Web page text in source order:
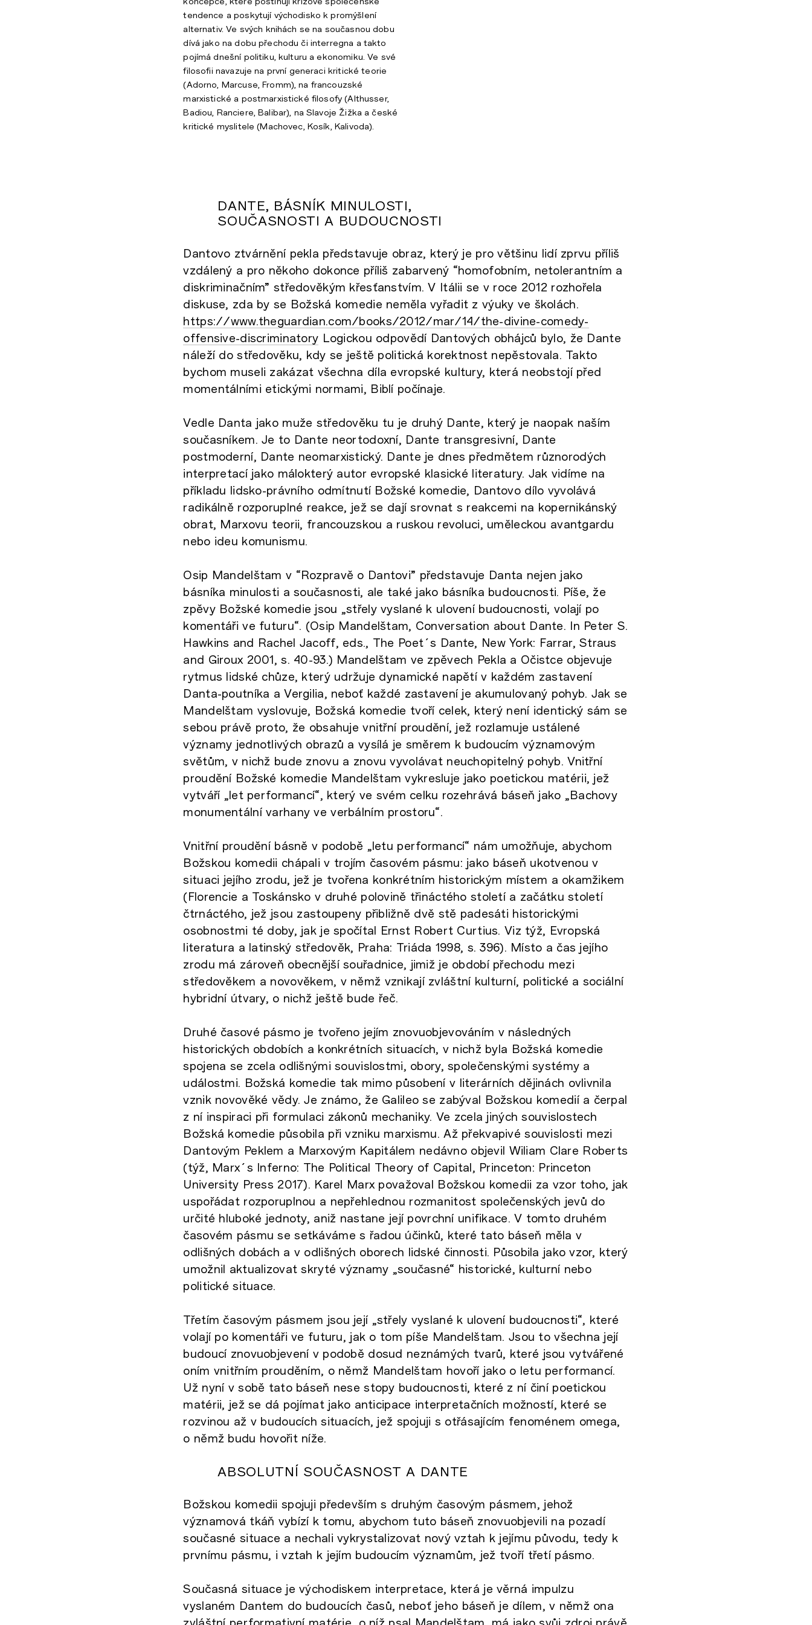
tendence a poskytují východisko k promýšlení
alternativ. Ve svých knihách se na současnou dobu
dívá jako na dobu přechodu či interregna a takto
pojímá dnešní politiku, kulturu a ekonomiku. Ve své
filosofii navazuje na první generaci kritické teorie
(Adorno, Marcuse, Fromm), na francouzské
marxistické a postmarxistické filosofy (Althusser,
Badiou, Ranciere, Balibar), na Slavoje Žižka a české
kritické myslitele (Machovec, Kosík, Kalivoda).
DANTE, BÁSNÍK MINULOSTI,
SOUČASNOSTI A BUDOUCNOSTI
Dantovo ztvárnění pekla představuje obraz, který je pro většinu lidí zprvu příliš
vzdálený a pro někoho dokonce příliš zabarvený “homofobním, netolerantním a
diskriminačním” středověkým křesťanstvím. V Itálii se v roce 2012 rozhořela
diskuse, zda by se Božská komedie neměla vyřadit z výuky ve školách.
https://www.theguardian.com/books/2012/mar/14/the-divine-comedy-
offensive-discriminatory Logickou odpovědí Dantových obhájců bylo, že Dante
náleží do středověku, kdy se ještě politická korektnost nepěstovala. Takto
bychom museli zakázat všechna díla evropské kultury, která neobstojí před
momentálními etickými normami, Biblí počínaje.
Vedle Danta jako muže středověku tu je druhý Dante, který je naopak naším
současníkem. Je to Dante neortodoxní, Dante transgresivní, Dante
postmoderní, Dante neomarxistický. Dante je dnes předmětem různorodých
interpretací jako málokterý autor evropské klasické literatury. Jak vidíme na
příkladu lidsko-právního odmítnutí Božské komedie, Dantovo dílo vyvolává
radikálně rozporuplné reakce, jež se dají srovnat s reakcemi na kopernikánský
obrat, Marxovu teorii, francouzskou a ruskou revoluci, uměleckou avantgardu
nebo ideu komunismu.
Osip Mandelštam v “Rozpravě o Dantovi” představuje Danta nejen jako
básníka minulosti a současnosti, ale také jako básníka budoucnosti. Píše, že
zpěvy Božské komedie jsou „střely vyslané k ulovení budoucnosti, volají po
komentáři ve futuru“. (Osip Mandelštam, Conversation about Dante. In Peter S.
Hawkins and Rachel Jacoff, eds., The Poet´s Dante, New York: Farrar, Straus
and Giroux 2001, s. 40-93.) Mandelštam ve zpěvech Pekla a Očistce objevuje
rytmus lidské chůze, který udržuje dynamické napětí v každém zastavení
Danta-poutníka a Vergilia, neboť každé zastavení je akumulovaný pohyb. Jak se
Mandelštam vyslovuje, Božská komedie tvoří celek, který není identický sám se
sebou právě proto, že obsahuje vnitřní proudění, jež rozlamuje ustálené
významy jednotlivých obrazů a vysílá je směrem k budoucím významovým
světům, v nichž bude znovu a znovu vyvolávat neuchopitelný pohyb. Vnitřní
proudění Božské komedie Mandelštam vykresluje jako poetickou matérii, jež
vytváří „let performancí“, který ve svém celku rozehrává báseň jako „Bachovy
monumentální varhany ve verbálním prostoru“.
Vnitřní proudění básně v podobě „letu performancí“ nám umožňuje, abychom
Božskou komedii chápali v trojím časovém pásmu: jako báseň ukotvenou v
situaci jejího zrodu, jež je tvořena konkrétním historickým místem a okamžikem
(Florencie a Toskánsko v druhé polovině třináctého století a začátku století
čtrnáctého, jež jsou zastoupeny přibližně dvě stě padesáti historickými
osobnostmi té doby, jak je spočítal Ernst Robert Curtius. Viz týž, Evropská
literatura a latinský středověk, Praha: Triáda 1998, s. 396). Místo a čas jejího
zrodu má zároveň obecnější souřadnice, jimiž je období přechodu mezi
středověkem a novověkem, v němž vznikají zvláštní kulturní, politické a sociální
hybridní útvary, o nichž ještě bude řeč.
Druhé časové pásmo je tvořeno jejím znovuobjevováním v následných
historických obdobích a konkrétních situacích, v nichž byla Božská komedie
spojena se zcela odlišnými souvislostmi, obory, společenskými systémy a
událostmi. Božská komedie tak mimo působení v literárních dějinách ovlivnila
vznik novověké vědy. Je známo, že Galileo se zabýval Božskou komedií a čerpal
z ní inspiraci při formulaci zákonů mechaniky. Ve zcela jiných souvislostech
Božská komedie působila při vzniku marxismu. Až překvapivé souvislosti mezi
Dantovým Peklem a Marxovým Kapitálem nedávno objevil Wiliam Clare Roberts
(týž, Marx´s Inferno: The Political Theory of Capital, Princeton: Princeton
University Press 2017). Karel Marx považoval Božskou komedii za vzor toho, jak
uspořádat rozporuplnou a nepřehlednou rozmanitost společenských jevů do
určité hluboké jednoty, aniž nastane její povrchní unifikace. V tomto druhém
časovém pásmu se setkáváme s řadou účinků, které tato báseň měla v
odlišných dobách a v odlišných oborech lidské činnosti. Působila jako vzor, který
umožnil aktualizovat skryté významy „současné“ historické, kulturní nebo
politické situace.
Třetím časovým pásmem jsou její „střely vyslané k ulovení budoucnosti“, které
volají po komentáři ve futuru, jak o tom píše Mandelštam. Jsou to všechna její
budoucí znovuobjevení v podobě dosud neznámých tvarů, které jsou vytvářené
oním vnitřním prouděním, o němž Mandelštam hovoří jako o letu performancí.
Už nyní v sobě tato báseň nese stopy budoucnosti, které z ní činí poetickou
matérii, jež se dá pojímat jako anticipace interpretačních možností, které se
rozvinou až v budoucích situacích, jež spojuji s otřásajícím fenoménem omega,
o němž budu hovořit níže.
ABSOLUTNÍ SOUČASNOST A DANTE
Božskou komedii spojuji především s druhým časovým pásmem, jehož
významová tkáň vybízí k tomu, abychom tuto báseň znovuobjevili na pozadí
současné situace a nechali vykrystalizovat nový vztah k jejímu původu, tedy k
prvnímu pásmu, i vztah k jejím budoucím významům, jež tvoří třetí pásmo.
Současná situace je východiskem interpretace, která je věrná impulzu
vyslaném Dantem do budoucích časů, neboť jeho báseň je dílem, v němž ona
zvláštní performativní matérie, o níž psal Mandelštam, má jako svůj zdroj právě